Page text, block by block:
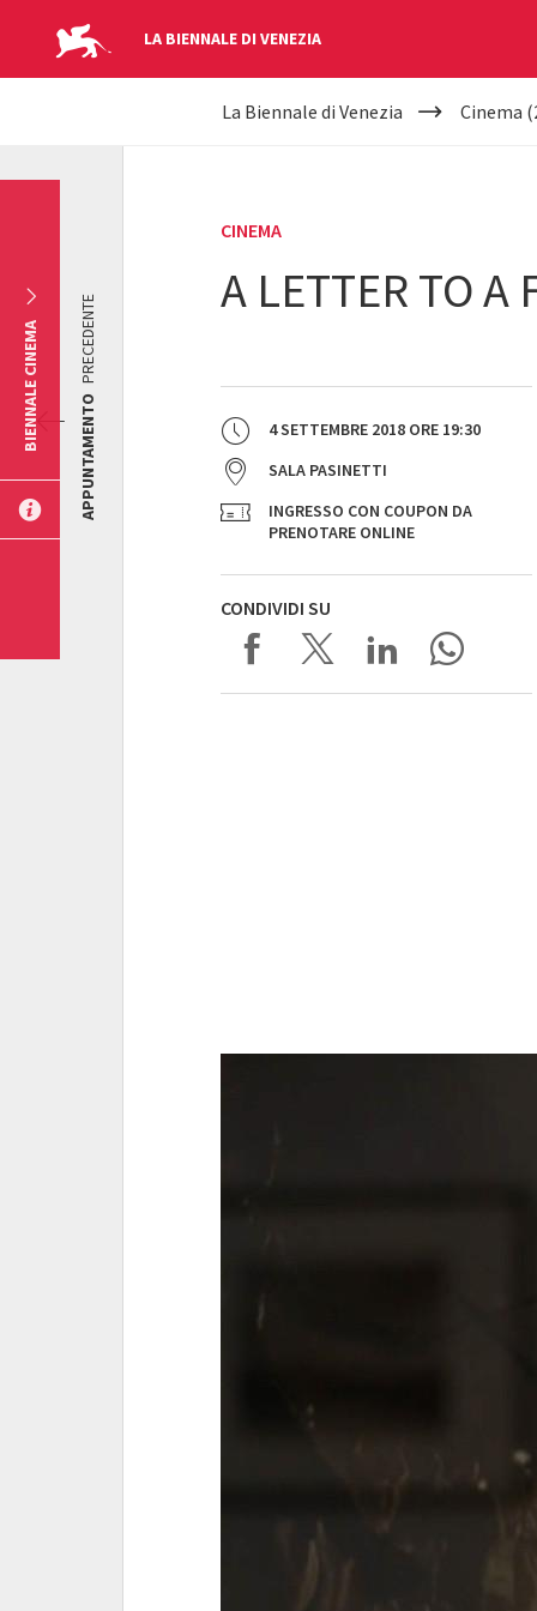
LA BIENNALE DI VENEZIA
YOUR
La Biennale di Venezia Cinema
CINEMA
A LETTER TO A
4 SETTEMBRE 2018 ORE 19:30
SALA PASINETTI
INGRESSO CON COUPON DA
PRENOTARE ONLINE
CONDIVIDI SU
APPUNTAMENTO
PRECEDENTE
BIENNALE CINEMA